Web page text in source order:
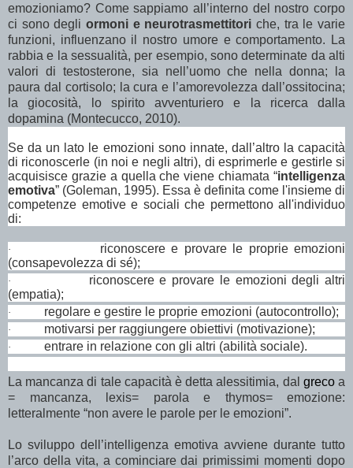
emozioniamo? Come sappiamo all’interno del nostro corpo
ci sono degli ormoni e neurotrasmettitori che, tra le varie
funzioni, influenzano il nostro umore e comportamento. La
rabbia e la sessualità, per esempio, sono determinate da alti
valori di testosterone, sia nell’uomo che nella donna; la
paura dal cortisolo; la cura e l’amorevolezza dall’ossitocina;
la giocosità, lo spirito avventuriero e la ricerca dalla
dopamina (Montecucco, 2010).
Se da un lato le emozioni sono innate, dall’altro la capacità
di riconoscerle (in noi e negli altri), di esprimerle e gestirle si
acquisisce grazie a quella che viene chiamata “intelligenza
emotiva” (Goleman, 1995). Essa è definita come l'insieme di
competenze emotive e sociali che permettono all'individuo
di:
·
riconoscere e provare le proprie emozioni
(consapevolezza di sé);
·
riconoscere e provare le emozioni degli altri
(empatia);
· regolare e gestire le proprie emozioni (autocontrollo);
· motivarsi per raggiungere obiettivi (motivazione);
· entrare in relazione con gli altri (abilità sociale).
La mancanza di tale capacità è detta alessitimia, dal grecoa
= mancanza, lexis= parola e thymos= emozione:
letteralmente “non avere le parole per le emozioni”.
Lo sviluppo dell’intelligenza emotiva avviene durante tutto
l’arco della vita, a cominciare dai primissimi momenti dopo